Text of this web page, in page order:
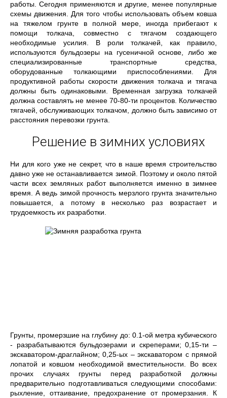
работы. Сегодня применяются и другие, менее популярные
схемы движения. Для того чтобы использовать объем ковша
на тяжелом грунте в полной мере, иногда прибегают к
помощи толкача, совместно с тягачом создающего
необходимые усилия. В роли толкачей, как правило,
используются бульдозеры на гусеничной основе, либо же
специализированные транспортные средства,
оборудованные толкающими приспособлениями. Для
продуктивной работы скорости движения толкача и тягача
должны быть одинаковыми. Временная загрузка толкачей
должна составлять не менее 70-80-ти процентов. Количество
тягачей, обслуживающих толкачом, должно быть зависимо от
расстояния перевозки грунта.
Решение в зимних условиях
Ни для кого уже не секрет, что в наше время строительство
давно уже не останавливается зимой. Поэтому и около пятой
части всех земляных работ выполняется именно в зимнее
время. А ведь зимой прочность мерзлого грунта значительно
повышается, а потому в несколько раз возрастает и
трудоемкость их разработки.
Грунты, промерзшие на глубину до: 0.1-ой метра кубического
- разрабатываются бульдозерами и скреперами; 0,15-ти –
экскаватором-драглайном; 0,25-ых – экскаватором с прямой
лопатой и ковшом необходимой вместительности. Во всех
прочих случаях грунты перед разработкой должны
предварительно подготавливаться следующими способами:
рыхление, оттаивание, предохранение от промерзания. К